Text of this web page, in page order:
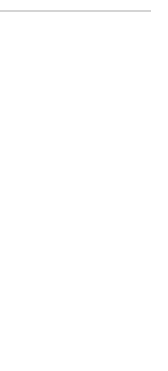
オンライセンス
サービスまたはベ
の場合は統合パ
の適用条件が適用